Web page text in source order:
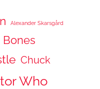
Alexander Skarsgård
Bones
Chuck
Who